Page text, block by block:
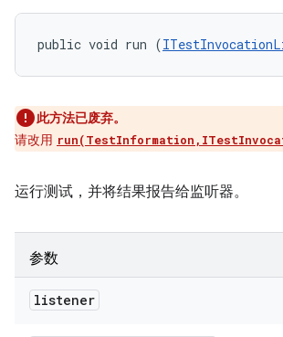
public void run (
此方法已废弃。
请改用
运行测试，并将结果报告给监听器。
参数
listener